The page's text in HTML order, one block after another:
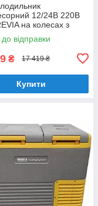
12/24В 220В
на колесах з
роботою
(22710)
відправки
₴ 17 419 ₴
Купити